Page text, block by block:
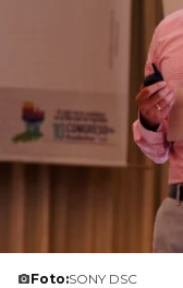
Foto:SONY DSC